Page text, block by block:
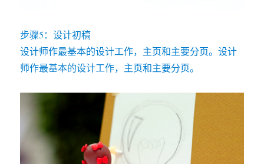
步骤5：设计初稿
设计师作最基本的设计工作，主页和主要分页。设计
师作最基本的设计工作，主页和主要分页。